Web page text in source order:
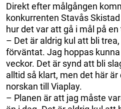
Direkt efter målgången
konkurrenten Stavås
hur det var att gå i mål på
– Det är aldrig kul att bli
förväntat. Jag hoppas
veckor. Det är synd att bli
alltid så klart, men det här
norskan till Viaplay.
– Planen är att jag måste